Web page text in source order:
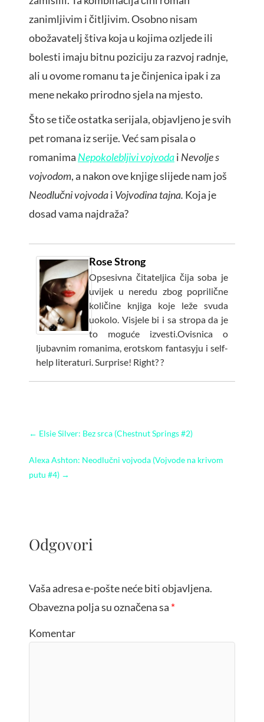
zanimljivim i čitljivim. Osobno nisam
obožavatelj štiva koja u kojima ozljede ili
bolesti imaju bitnu poziciju za razvoj radnje,
ali u ovome romanu ta je činjenica ipak i za
mene nekako prirodno sjela na mjesto.
Što se tiče ostatka serijala, objavljeno je svih
pet romana iz serije. Već sam pisala o
romanima Nepokolebljivi vojvodai Nevolje s
vojvodom, a nakon ove knjige slijede nam još
Neodlučni vojvodai Vojvodina tajna. Koja je
dosad vama najdraža?
Rose Strong
Opsesivna čitateljica čija soba je
uvijek u neredu zbog poprilične
količine knjiga koje leže svuda
uokolo. Visjele bi i sa stropa da je
to moguće izvesti.Ovisnica o
ljubavnim romanima, erotskom fantasyju i self-
help literaturi. Surprise! Right? ?
← Elsie Silver: Bez srca (Chestnut Springs #2)
Alexa Ashton: Neodlučni vojvoda (Vojvode na krivom
putu #4) →
Odgovori
Vaša adresa e-pošte neće biti objavljena.
Obavezna polja su označena sa *
Komentar